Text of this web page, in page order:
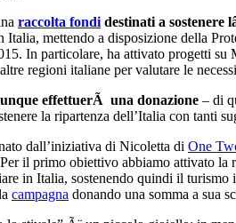
raccolta fondi destinati a
mettendo a disposizione della
In particolare, ha attivato progetti
regioni italiane per valutare le
effettuerÃ una donazione – di
la ripartenza dell’Italia con tanti
dall’iniziativa di Nicoletta di One
Per il primo obiettivo abbiamo attivato la
in Italia, sostenendo quindi il
campagna donando una somma a sua